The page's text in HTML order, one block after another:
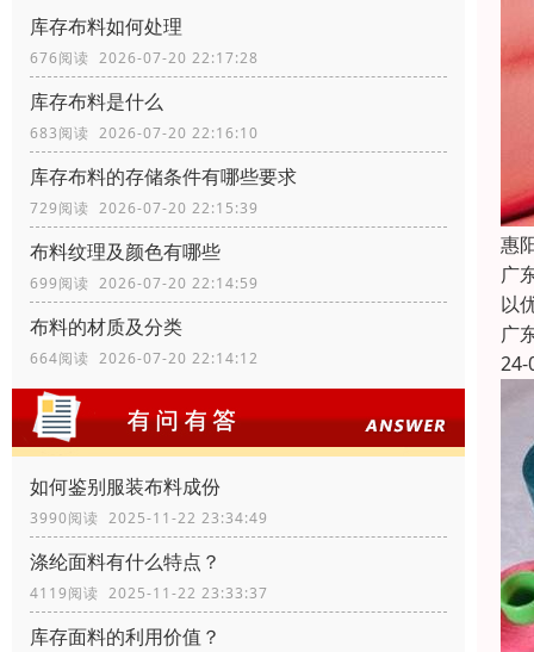
库存布料如何处理
676阅读 2026-07-20 22:17:28
库存布料是什么
683阅读 2026-07-20 22:16:10
库存布料的存储条件有哪些要求
729阅读 2026-07-20 22:15:39
布料纹理及颜色有哪些
699阅读 2026-07-20 22:14:59
布料的材质及分类
664阅读 2026-07-20 22:14:12
如何鉴别服装布料成份
3990阅读 2025-11-22 23:34:49
涤纶面料有什么特点？
4119阅读 2025-11-22 23:33:37
库存面料的利用价值？
惠
广
以
广
24-